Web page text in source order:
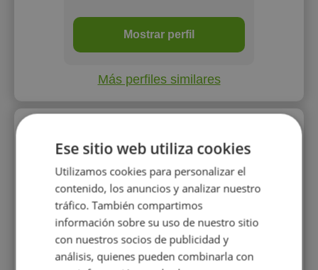
Mostrar perfil
Más perfiles similares
Ese sitio web utiliza cookies
Utilizamos cookies para personalizar el
contenido, los anuncios y analizar nuestro
tráfico. También compartimos
información sobre su uso de nuestro sitio
con nuestros socios de publicidad y
análisis, quienes pueden combinarla con